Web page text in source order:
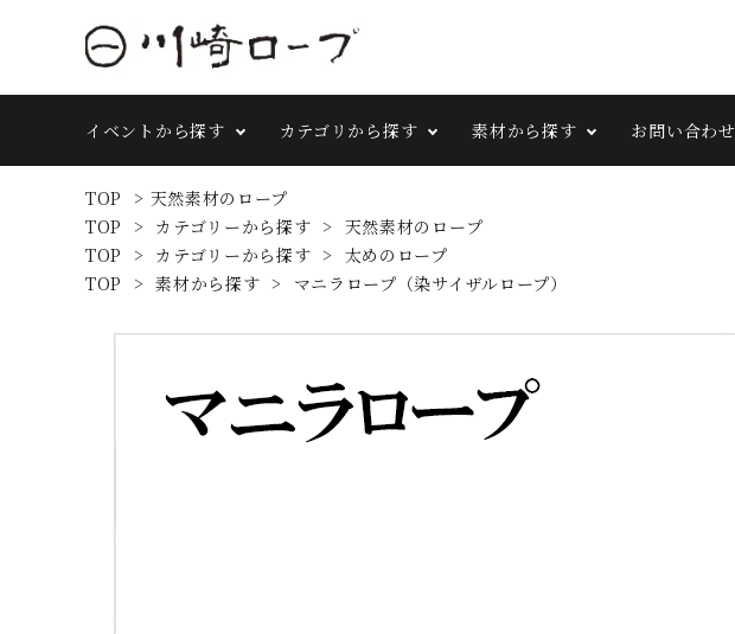
イベントから探す カテゴリから探す 素材から探す お問い合わせ
search
TOP > 天然素材のロープ
TOP > カテゴリーから探す > 天然素材のロープ
TOP > カテゴリーから探す > 太めのロープ
TOP > 素材から探す > マニラロープ（染サイザルロープ）